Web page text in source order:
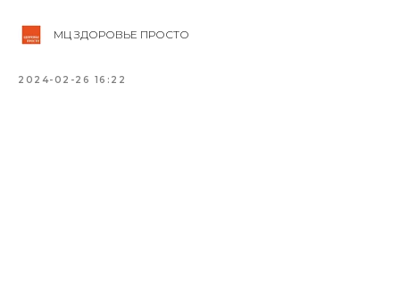
МЦ ЗДОРОВЬЕ ПРОСТО
2024-02-26 16:22